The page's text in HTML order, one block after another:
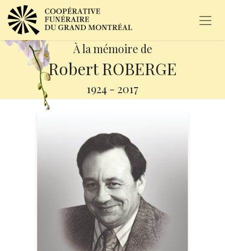
À la mémoire de
Robert ROBERGE
1924 - 2017